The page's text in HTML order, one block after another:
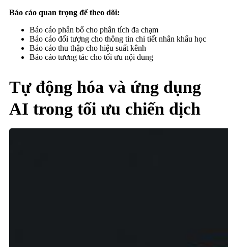
Báo cáo quan trọng để theo dõi:
Báo cáo phân bổ cho phân tích đa chạm
Báo cáo đối tượng cho thông tin chi tiết nhân khẩu học
Báo cáo thu thập cho hiệu suất kênh
Báo cáo tương tác cho tối ưu nội dung
Tự động hóa và ứng dụng
AI trong tối ưu chiến dịch